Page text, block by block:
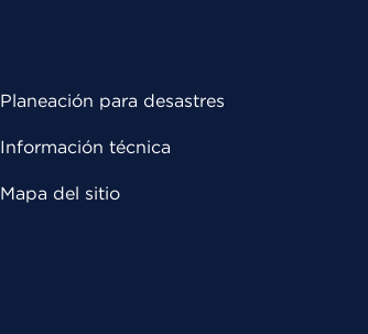
Planeación para desastres
Información técnica
Mapa del sitio